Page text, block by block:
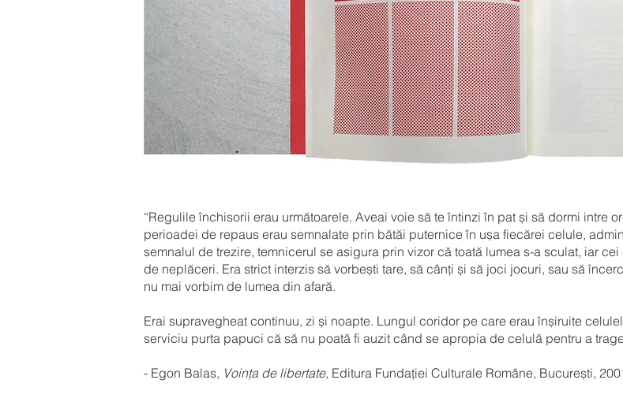
“Regulile închisorii erau următoarele. Aveai voie să te întinzi în pat și să dormi intre
perioadei de repaus erau semnalate prin bătăi puternice în ușa fiecărei celule,
semnalul de trezire, temnicerul se asigura prin vizor că toată lumea s-a sculat, iar
de neplăceri. Era strict interzis să vorbești tare, să cânți și să joci jocuri, sau să
nu mai vorbim de lumea din afară.
Erai supravegheat continuu, zi și noapte. Lungul coridor pe care erau înșiruite
serviciu purta papuci că să nu poată fi auzit când se apropia de celulă pentru a
- Egon Balas, Voința de libertate, Editura Fundației Culturale Române, București,